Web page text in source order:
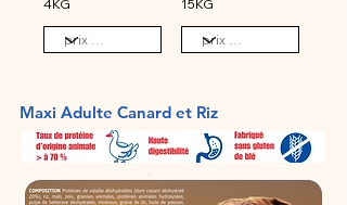
4KG 15KG
Maxi Adulte Canard et Riz